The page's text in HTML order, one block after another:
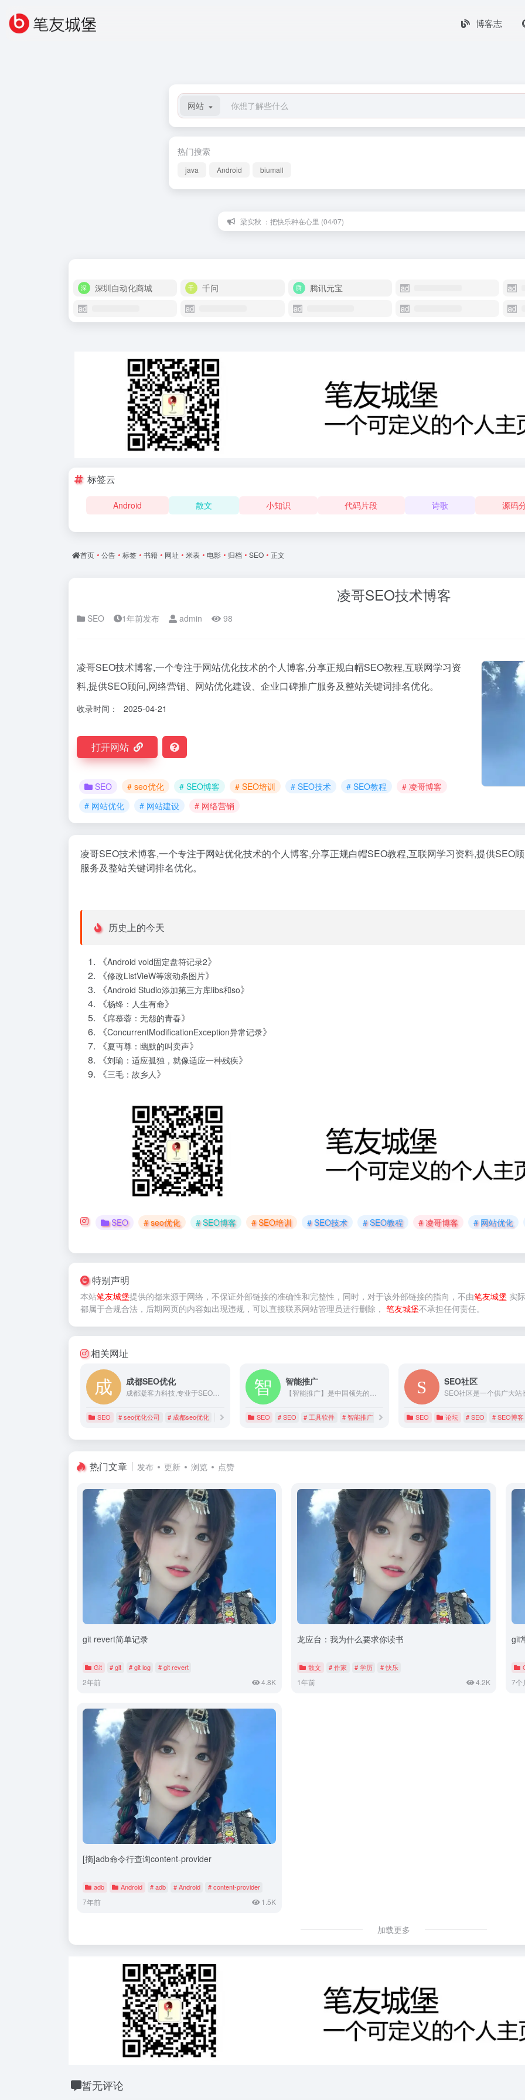
博客志
网站
热门搜索
java Android biumall
梁实秋 ：把快乐种在心里 (04/07)
深圳自动化商城 千问 腾讯元宝
标签云
Android 散文 小知识 代码片段 诗歌 源码
首页 • 公告 • 标签 • 书籍 • 网址 • 米表 • 电影 • 归档 • SEO • 正文
凌哥SEO技术博客
SEO 1年前发布 admin 98
凌哥SEO技术博客,一个专注于网站优化技术的个人博客,分享正规白帽SEO教程,互联网学习资
料,提供SEO顾问,网络营销、网站优化建设、企业口碑推广服务及整站关键词排名优化。
收录时间： 2025-04-21
打开网站
SEO # seo优化 # SEO博客 # SEO培训 # SEO技术 # SEO教程
# 凌哥博客
# 网站优化
# 网站建设 # 网络营销
凌哥SEO技术博客,一个专注于网站优化技术的个人博客,分享正规白帽SEO教程,互联网学习资料,提供SEO
服务及整站关键词排名优化。
历史上的今天
《Android vold固定盘符记录2》
《修改ListVieW等滚动条图片》
《Android Studio添加第三方库libs和so》
《杨绛：人生有命》
《席慕蓉：无怨的青春》
《ConcurrentModificationException异常记录》
《夏丏尊：幽默的叫卖声》
《刘瑜：适应孤独，就像适应一种残疾》
《三毛：故乡人》
SEO # seo优化 # SEO博客 # SEO培训 # SEO技术 # SEO教程 # 凌哥博客 # 网站优化
特别声明
本站笔友城堡提供的都来源于网络，不保证外部链接的准确性和完整性，同时，对于该外部链接的指向，不由笔友城堡 实
都属于合规合法，后期网页的内容如出现违规，可以直接联系网站管理员进行删除， 笔友城堡不承担任何责任。
相关网址
成都SEO优化
SEO # seo优化公司 # 成都seo优化 # 成都竞价托管
智能推广
SEO # SEO # 工具软件 # 智能推广
SEO社区
SEO 论坛 # SEO # SEO博客
热门文章 发布 更新 浏览 点赞
git revert简单记录
Git # git # git log # git revert
2年前 4.8K
龙应台：我为什么要求你读书
散文 # 作家 # 学历 # 快乐
1年前 4.2K
git
7个
[摘]adb命令行查询content-provider
adb Android # adb # Android # content-provider
7年前 1.5K
加载更多
暂无评论